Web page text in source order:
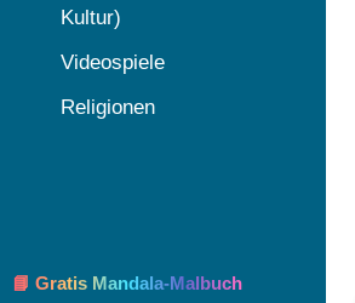
Kultur)
Videospiele
Religionen
📘 Gratis Mandala-Malbuch